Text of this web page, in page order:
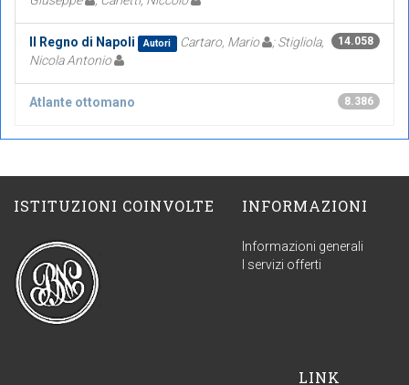
14.058
Il Regno di Napoli Autori Cartaro, Mario
; Stigliola,
Nicola Antonio
8.386
Atlante ottomano
ISTITUZIONI COINVOLTE INFORMAZIONI
Informazioni generali
I servizi offerti
LINK